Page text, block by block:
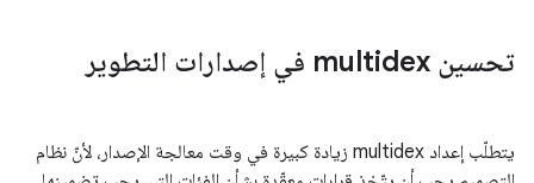
تحسين multidex في إصدارات التطوير
يتطلّب إعداد multidex زيادة كبيرة في وقت معالجة الإصدار، لأنّ نظام